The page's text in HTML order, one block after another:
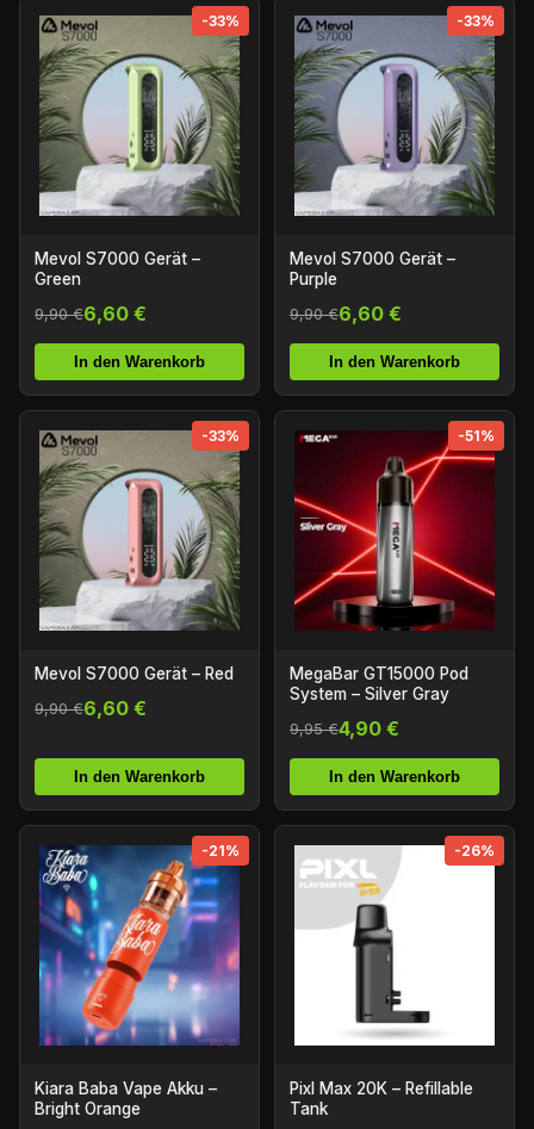
-33%
Mevol S7000 Gerät –
Green
9,90 €6,60 €
In den Warenkorb
-33%
Mevol S7000 Gerät –
Purple
9,90 €6,60 €
In den Warenkorb
-33%
Mevol S7000 Gerät – Red
9,90 €6,60 €
In den Warenkorb
-51%
MegaBar GT15000 Pod
System – Silver Gray
9,95 €4,90 €
In den Warenkorb
-21%
Kiara Baba Vape Akku –
Bright Orange
-26%
Pixl Max 20K – Refillable
Tank